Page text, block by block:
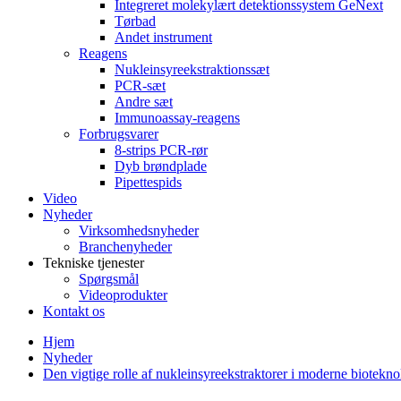
Integreret molekylært detektionssystem GeNext
Tørbad
Andet instrument
Reagens
Nukleinsyreekstraktionssæt
PCR-sæt
Andre sæt
Immunoassay-reagens
Forbrugsvarer
8-strips PCR-rør
Dyb brøndplade
Pipettespids
Video
Nyheder
Virksomhedsnyheder
Branchenyheder
Tekniske tjenester
Spørgsmål
Videoprodukter
Kontakt os
Hjem
Nyheder
Den vigtige rolle af nukleinsyreekstraktorer i moderne